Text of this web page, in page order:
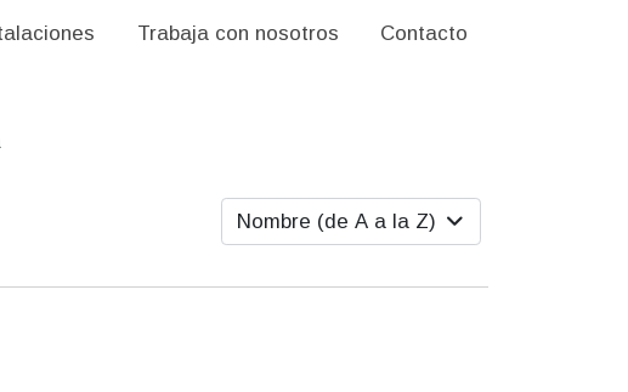
Trabaja con nosotros Contacto
Nombre (de A a la Z)